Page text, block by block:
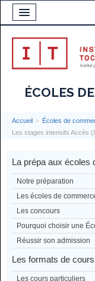
ÉCOLES
Accueil » Écoles de
Les stages intensifs Accès
La prépa aux écoles
Notre préparation
Les écoles de
Les concours
Pourquoi choisir une
Réussir son admission
Les formats de cours
Les cours particuliers